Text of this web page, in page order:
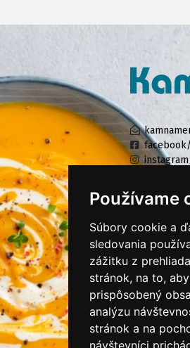
Používame
Súbory cookie a
sledovania
zážitku z
stránok, na to,
prispôsobený
analýzu
stránok a na
návštevníci
PRIHLÁSIŤ
Všeobecné
Ochrana
Cookies